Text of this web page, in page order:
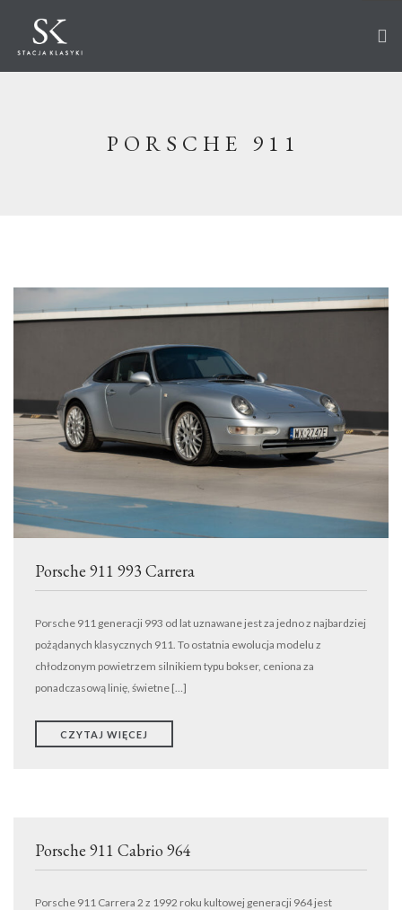
CO ROBIMY?
PRZECHOWANIE
RENOWACJA
TRANSPORT
WYNAJEM
EVENTY
KONTAKT
ODKUPIMY TWÓJ SAMOCHÓD
PORSCHE 911
Porsche 911 993 Carrera
Porsche 911 generacji 993 od lat uznawane jest za jedno z najbardziej
pożądanych klasycznych 911. To ostatnia ewolucja modelu z
chłodzonym powietrzem silnikiem typu bokser, ceniona za
ponadczasową linię, świetne […]
CZYTAJ WIĘCEJ
Porsche 911 Cabrio 964
Porsche 911 Carrera 2 z 1992 roku kultowej generacji 964 jest